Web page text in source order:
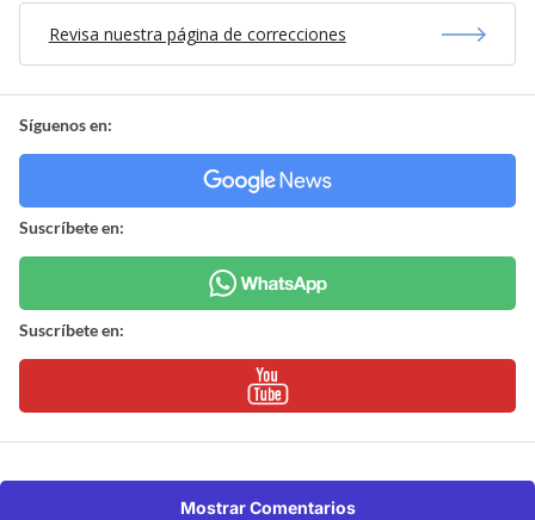
Revisa nuestra página de correcciones
Síguenos en:
Suscríbete en:
Suscríbete en:
Mostrar Comentarios